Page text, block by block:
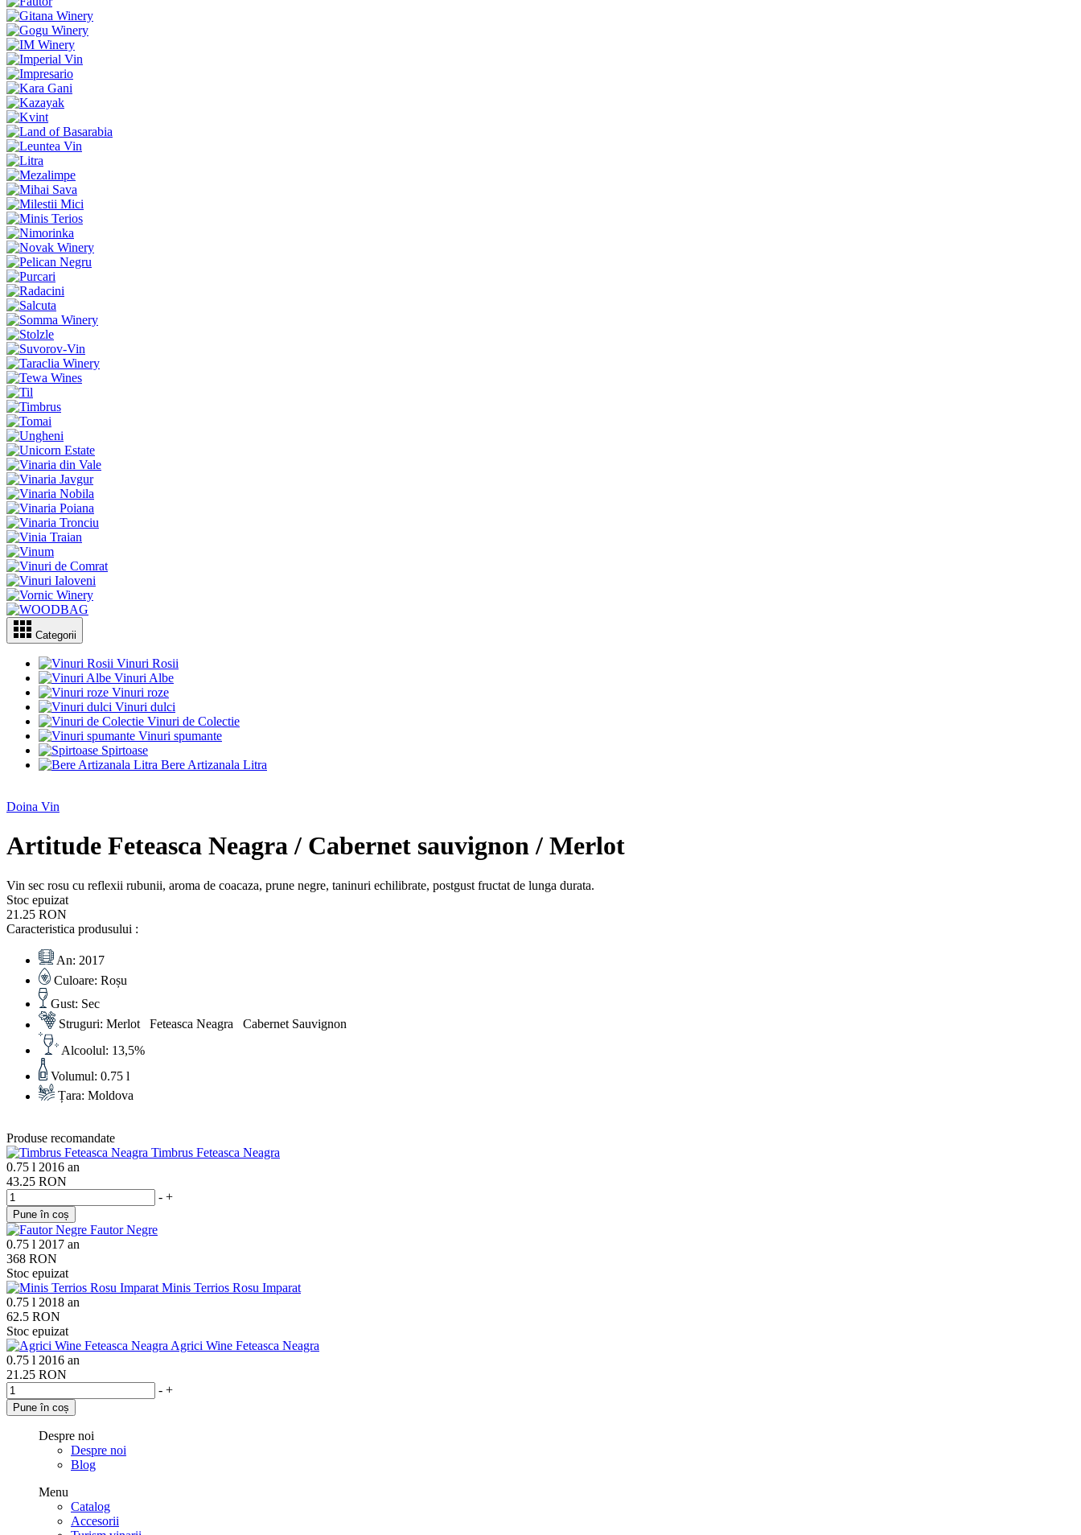
Categorii
Vinuri Rosii
Vinuri Albe
Vinuri roze
Vinuri dulci
Vinuri de Colectie
Vinuri spumante
Spirtoase
Bere Artizanala Litra
Doina Vin
Artitude Feteasca Neagra / Cabernet sauvignon / Merlot
Vin sec rosu cu reflexii rubunii, aroma de coacaza, prune negre, taninuri echilibrate, postgust fructat de lunga durata.
Stoc epuizat
21.25 RON
Caracteristica produsului :
An: 2017
Culoare:Roșu
Gust: Sec
Struguri:Merlot Feteasca Neagra Cabernet Sauvignon
Alcoolul: 13,5%
Volumul: 0.75 l
Țara:Moldova
Produse recomandate
Timbrus Feteasca Neagra
0.75 l 2016 an
43.25 RON
- +
Pune în coș
Fautor Negre
0.75 l 2017 an
368 RON
Stoc epuizat
Minis Terrios Rosu Imparat
0.75 l 2018 an
62.5 RON
Stoc epuizat
Agrici Wine Feteasca Neagra
0.75 l 2016 an
21.25 RON
- +
Pune în coș
Despre noi
Despre noi
Blog
Menu
Catalog
Accesorii